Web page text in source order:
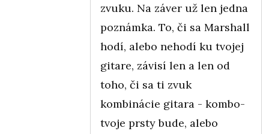
zvuku. Na záver už len jedna
poznámka. To, či sa Marshall
hodí, alebo nehodí ku tvojej
gitare, závisí len a len od
toho, či sa ti zvuk
kombinácie gitara - kombo-
tvoje prsty bude, alebo